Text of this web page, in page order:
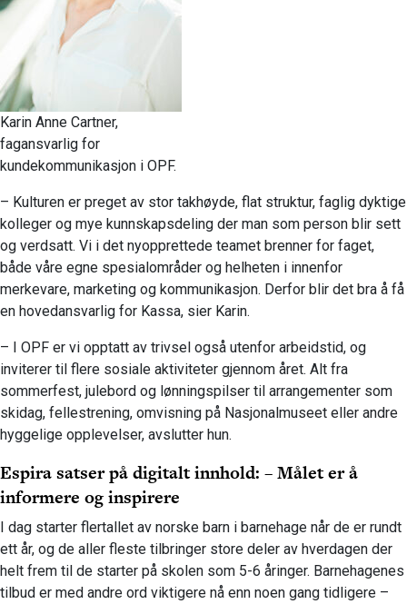
Karin Anne Cartner,
fagansvarlig for
kundekommunikasjon i OPF.
– Kulturen er preget av stor takhøyde, flat struktur, faglig dyktige
kolleger og mye kunnskapsdeling der man som person blir sett
og verdsatt. Vi i det nyopprettede teamet brenner for faget,
både våre egne spesialområder og helheten i innenfor
merkevare, marketing og kommunikasjon. Derfor blir det bra å få
en hovedansvarlig for Kassa, sier Karin.
– I OPF er vi opptatt av trivsel også utenfor arbeidstid, og
inviterer til flere sosiale aktiviteter gjennom året. Alt fra
sommerfest, julebord og lønningspilser til arrangementer som
skidag, fellestrening, omvisning på Nasjonalmuseet eller andre
hyggelige opplevelser, avslutter hun.
Espira satser på digitalt innhold: – Målet er å
informere og inspirere
I dag starter flertallet av norske barn i barnehage når de er rundt
ett år, og de aller fleste tilbringer store deler av hverdagen der
helt frem til de starter på skolen som 5-6 åringer. Barnehagenes
tilbud er med andre ord viktigere nå enn noen gang tidligere –